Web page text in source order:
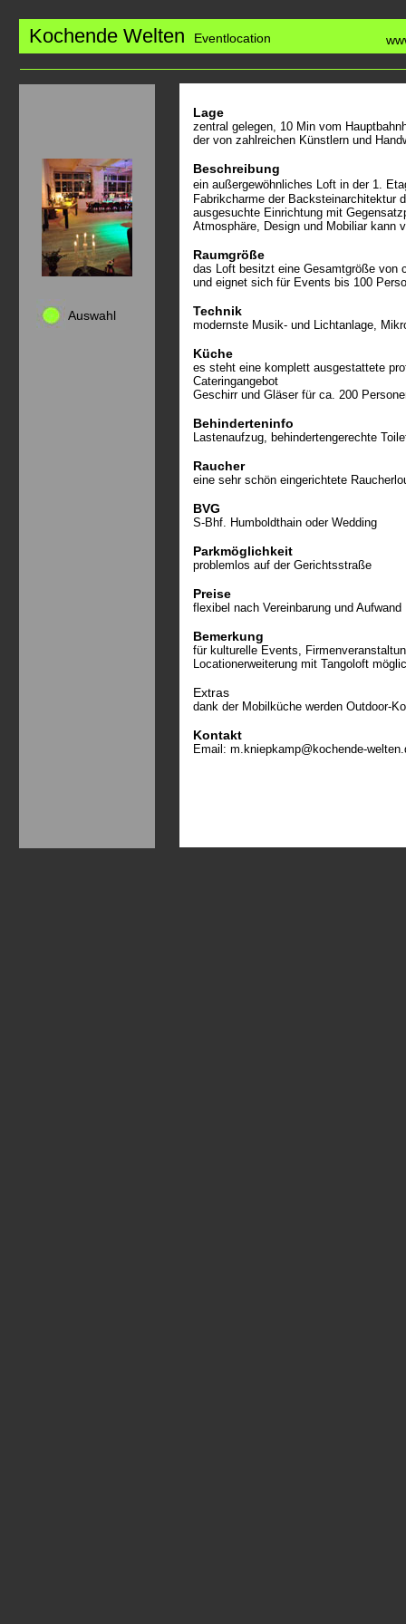
Lage
zentral gelegen, 10 Min vom
der von zahlreichen Künstlern und
Beschreibung
ein außergewöhnliches Loft in der 1.
Fabrikcharme der Backsteinarchitektur
ausgesuchte Einrichtung mit
Atmosphäre, Design und Mobiliar kann
Raumgröße
das Loft besitzt eine Gesamtgröße von
und eignet sich für Events bis 100
Technik
modernste Musik- und Lichtanlage,
Küche
es steht eine komplett ausgestattete
Cateringangebot
Geschirr und Gläser für ca. 200
Behinderteninfo
Lastenaufzug, behindertengerechte
Raucher
eine sehr schön eingerichtete
BVG
S-Bhf. Humboldthain oder Wedding
Parkmöglichkeit
problemlos auf der Gerichtsstraße
Preise
flexibel nach Vereinbarung und Aufwand
Bemerkung
für kulturelle Events,
Locationerweiterung mit Tangoloft
Extras
dank der Mobilküche werden Outdoor-
Kontakt
Email: m.kniepkamp@kochende-
Kochende Welten Eventlocation
Auswahl